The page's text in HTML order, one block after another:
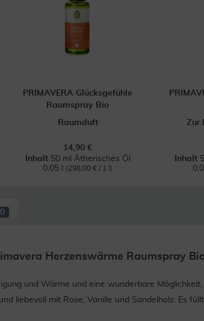
PRIMAVERA Glücksgefühle
Raumspray Bio
Raumduft
14,90 €
Inhalt 50 ml Ätherisches Öl
0.05 l
(298,00 € / 1 l)
Zur
Inhalt
0
Herzenswärme Raumspray
und Wärme und eine wunderbare
liebevoll mit Rose, Vanille und Sandelholz. Es